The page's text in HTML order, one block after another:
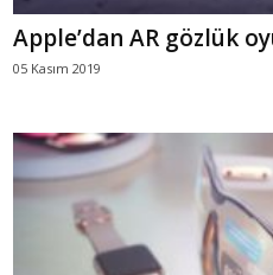
Apple’dan AR gözlük
05 Kasım 2019